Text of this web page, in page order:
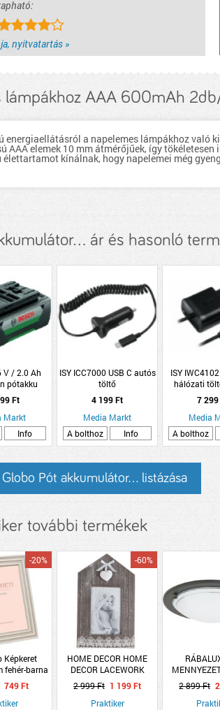
nyitvatartás »
lámpákhoz AAA 600mAh
a napelemes lámpákhoz való
elemek 10 mm átmérőjűek, így tökéletesen
kínálnak, hogy napelemei még
ár és hasonló
V / 2.0 Ah
pótakku
Ft
Markt
Info
ISY ICC7000 USB C autós
töltő
4 199 Ft
Media Markt
A bolthoz
Info
ISY
hálózati
7
Media
A bolthoz
Pót akkumulátor... listázása
további termékek
Képkeret
fehér-barna
-20%
749 Ft
HOME DECOR HOME
DECOR LACEWORK
KÉPKERET 17 X 28 X 2
CM, SZÜRKE, CSIPKÉS
-60%
2 999 Ft 1 199 Ft
Praktiker
2 899 Ft